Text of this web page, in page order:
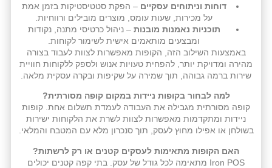
דוחות וניתוחים עסקיים – הפקת סטטיסטיקות בזמן אמת
על מכירות, שעות עומס, מוצרים מובילים ורווחיות.
תוכניות נאמנות מובנות – ניהול כרטיסי מתנה, נקודות
ומבצעים מותאמים אישית לשימור לקוחות.
באמצעות השילוב הזה, הקופות מאפשרות לצוות לעבוד בצורה
מהירה ומדויקת יותר, להפחית טעויות אנוש ולספק ללקוחות חוויית
שירות ברמה גבוהה, תוך שמירה על שקיפות ובקרה עסקית מלאה.
למה לבחור בקופות ניידות במקום קופה מסורתית?
קופה מסורתית מגבילה את העבודה לעמדת תשלום אחת. קופות
ניידות ומתקדמות מאפשרות לצוות לשרת את הלקוחות ישירות
בשולחן או אפילו מחוץ לעסק, תוך סנכרון מלא עם המטבח והמלאי.
האם הקופות מתאימות לעסקים קטנים או רק לרשתות?
Iron POS מתאימה לכל גודל של עסק. בתי קפה קטנים יכולים